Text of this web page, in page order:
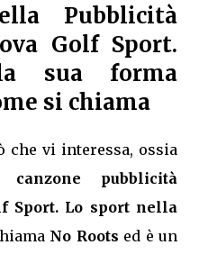
Pubblicità
Golf Sport.
sua forma
si chiama
che vi interessa, ossia
canzone pubblicità
Sport. Lo sport nella
No Roots ed è un